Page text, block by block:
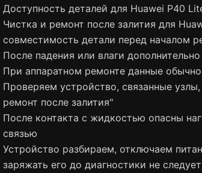
Доступность деталей для Huawei P40
Чистка и ремонт после залития для
совместимость детали перед началом
После падения или влаги
При аппаратном ремонте данные
Проверяем устройство, связанные
ремонт после залития"
После контакта с жидкостью опасны
связью
Устройство разбираем, отключаем
заряжать его до диагностики не следует